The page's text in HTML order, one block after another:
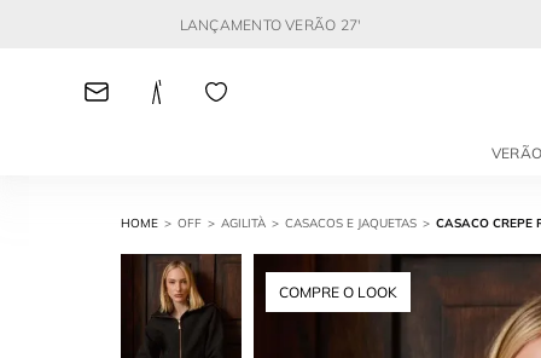
LANÇAMENTO VERÃO 27'
OFF AGILITÀ CASACOS E JAQUETAS CASACO CREPE
COMPRE O LOOK